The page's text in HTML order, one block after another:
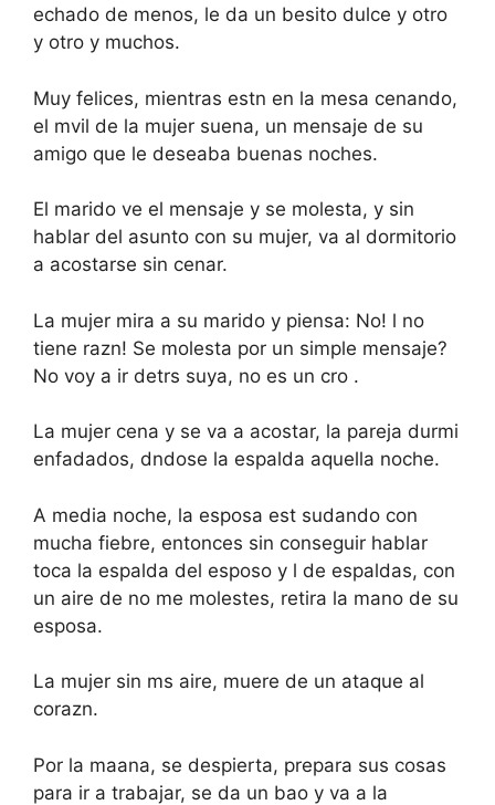
echado de menos, le da un besito dulce y otro
y otro y muchos.
Muy felices, mientras estn en la mesa cenando,
el mvil de la mujer suena, un mensaje de su
amigo que le deseaba buenas noches.
El marido ve el mensaje y se molesta, y sin
hablar del asunto con su mujer, va al dormitorio
a acostarse sin cenar.
La mujer mira a su marido y piensa: No! l no
tiene razn! Se molesta por un simple mensaje?
No voy a ir detrs suya, no es un cro .
La mujer cena y se va a acostar, la pareja durmi
enfadados, dndose la espalda aquella noche.
A media noche, la esposa est sudando con
mucha fiebre, entonces sin conseguir hablar
toca la espalda del esposo y l de espaldas, con
un aire de no me molestes, retira la mano de su
esposa.
La mujer sin ms aire, muere de un ataque al
corazn.
Por la maana, se despierta, prepara sus cosas
para ir a trabajar, se da un bao y va a la